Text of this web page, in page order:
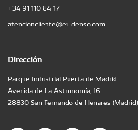
+34 91 110 84 17
atencioncliente@eu.denso.com
Dirección
Parque Industrial Puerta de Madrid
Avenida de La Astronomía, 16
28830 San Fernando de Henares